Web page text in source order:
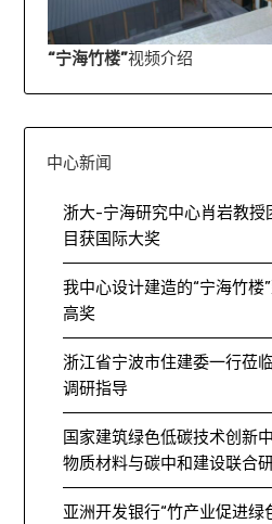
“宁海竹楼”视频介绍
中心新闻
浙大-宁海研究中心肖岩教授
目获国际大奖
我中心设计建造的“宁海竹楼
高奖
浙江省宁波市住建委一行莅
调研指导
国家建筑绿色低碳技术创新
物质材料与碳中和建设联合
亚洲开发银行“竹产业促进绿